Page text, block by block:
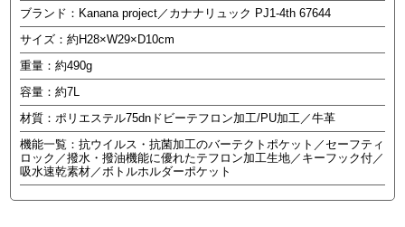
ブランド：Kanana project／カナナリュック PJ1-4th 67644
サイズ：約H28×W29×D10cm
重量：約490g
容量：約7L
材質：ポリエステル75dnドビーテフロン加工/PU加工／牛革
機能一覧：抗ウイルス・抗菌加工のバーテクトポケット／セーフティ
ロック／撥水・撥油機能に優れたテフロン加工生地／キーフック付／
吸水速乾素材／ボトルホルダーポケット